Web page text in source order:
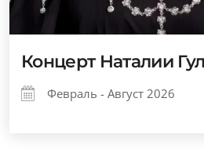
Концерт Наталии
Февраль - Август 2026